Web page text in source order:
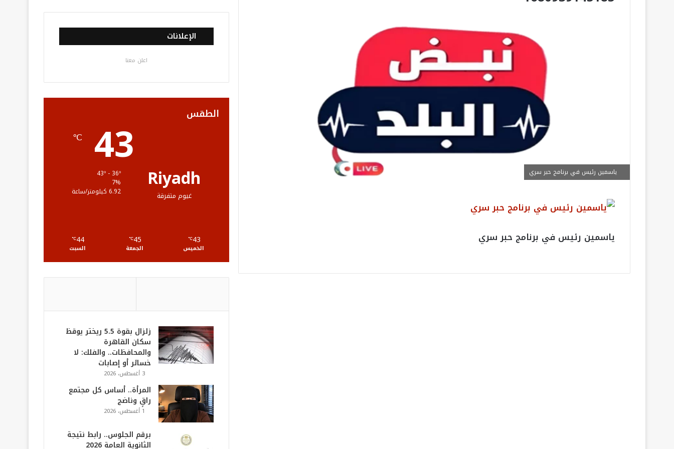
ياسمين رئيس في برنامج حبر سري
ياسمين رئيس في برنامج حبر سري
س
ب
ك
ي
ت
ت
ي
و
ب
س
ت
ر
خ
ص
ل
ق
R
الإعلانات
اعلن معنا
الطقس
Riyadh
غيوم متفرقة
43
℃
7%
6.92 كيلومتر/ساعة
43
℃
الخميس
45
℃
الجمعة
44
℃
السبت
زلزال بقوة 5.5 ريختر يوقظ
سكان القاهرة
والمحافظات.. والفلك: لا
خسائر أو إصابات
3 أغسطس، 2026
المرأة.. أساس كل مجتمع
راقٍ وناضج
1 أغسطس، 2026
برقم الجلوس.. رابط نتيجة
الثانوية العامة 2026